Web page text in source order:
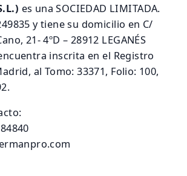
es una SOCIEDAD LIMITADA.
y tiene su domicilio en C/
21- 4ºD – 28912 LEGANÉS
inscrita en el Registro
al Tomo: 33371, Folio: 100,